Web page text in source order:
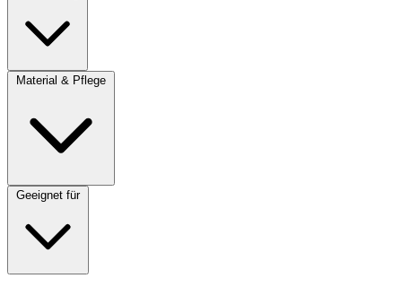
Material & Pflege
Geeignet für